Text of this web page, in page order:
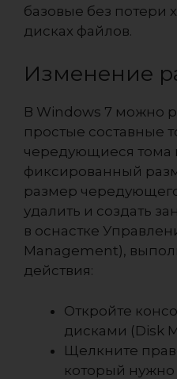
базовые без потери
дисках файлов.
Изменение
В Windows 7 можно
простые составные
чередующиеся тома
фиксированный
размер
удалить и создать
в оснастке
Management),
действия:
Откройте
дисками (Disk
Щелкните
который нужно